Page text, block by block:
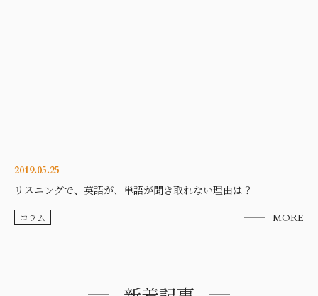
2019.05.25
リスニングで、英語が、単語が聞き取れない理由は？
コラム MORE